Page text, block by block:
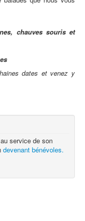
chauves souris et
dates et venez y
service de son
devenant bénévoles.